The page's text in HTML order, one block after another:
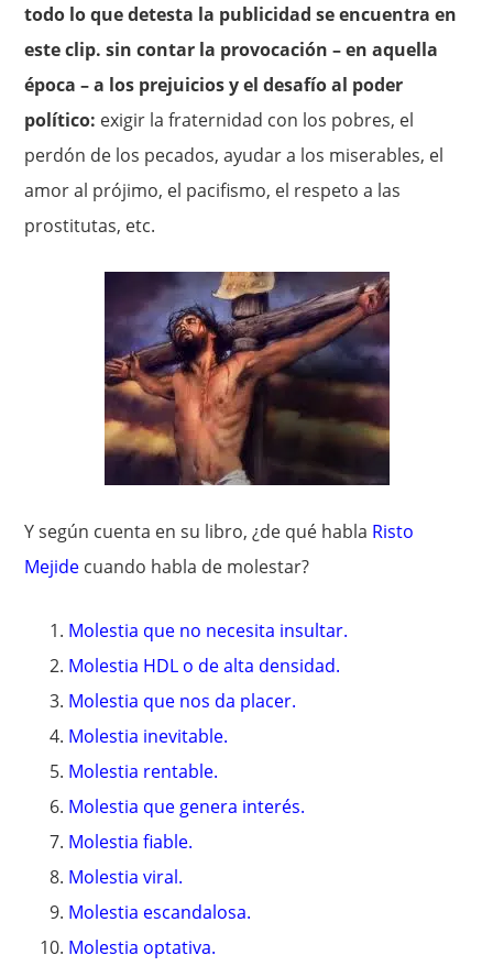
todo lo que detesta la publicidad se encuentra en
este clip. sin contar la provocación – en aquella
época – a los prejuicios y el desafío al poder
político: exigir la fraternidad con los pobres, el
perdón de los pecados, ayudar a los miserables, el
amor al prójimo, el pacifismo, el respeto a las
prostitutas, etc.
Y según cuenta en su libro, ¿de qué habla Risto
Mejide cuando habla de molestar?
Molestia que no necesita insultar.
Molestia HDL o de alta densidad.
Molestia que nos da placer.
Molestia inevitable.
Molestia rentable.
Molestia que genera interés.
Molestia fiable.
Molestia viral.
Molestia escandalosa.
Molestia optativa.